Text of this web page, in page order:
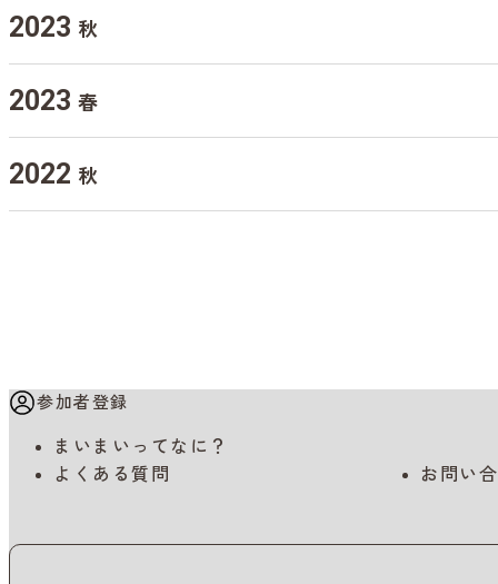
2023 秋
2023 春
2022 秋
参加者登録
まいまいってなに？
よくある質問
お問い